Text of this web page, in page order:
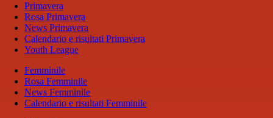
Primavera
Rosa Primavera
News Primavera
Calendario e risultati Primavera
Youth League
Femminile
Rosa Femminile
News Femminile
Calendario e risultati Femminile